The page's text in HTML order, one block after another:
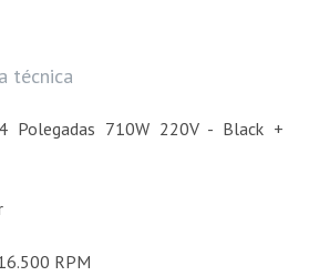
técnica
Polegadas 710W 220V - Black +
RPM